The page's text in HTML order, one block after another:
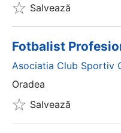
Salvează
Fotbalist
Asociatia Club Sportiv
Oradea
Salvează